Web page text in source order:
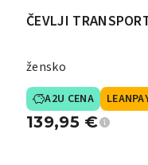
ČEVLJI
žensko
A2U CENA
139,95 €